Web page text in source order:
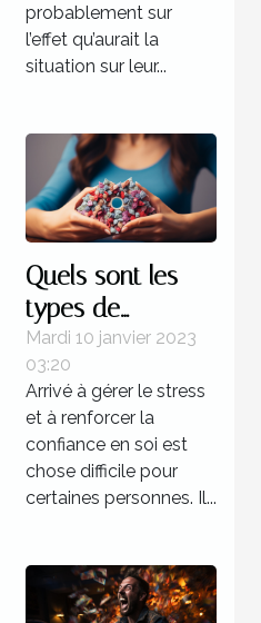
probablement sur
l’effet qu’aurait la
situation sur leur...
Quels sont les
types de
formation pour
devenir un
sophrologue ?
Mardi 10 janvier 2023
03:20
Arrivé à gérer le stress
et à renforcer la
confiance en soi est
chose difficile pour
certaines personnes. Il...